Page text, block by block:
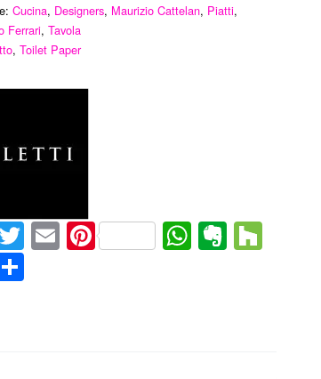
Cucina, Designers, Maurizio Cattelan, Piatti,
Ferrari, Tavola
, Toilet Paper
Twitter
EmailPinterestWhatsApp
Evernote